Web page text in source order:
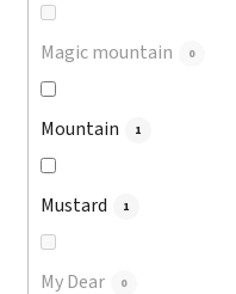
Magic mountain 0
Mountain 1
Mustard 1
My Dear 0